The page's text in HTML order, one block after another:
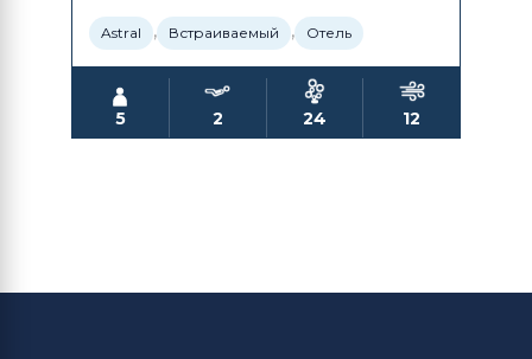
Astral , Встраиваемый , Отель
5 2 24 12